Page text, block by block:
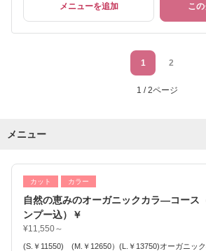
メニューを追加 こ
1 2
1 / 2ページ
メニュー
カット カラー
自然の恵みのオーガニックカラ―コース
ンプー込）￥
¥11,550～
(S.￥11550) (M.￥12650）(L.￥13750)オーガニッ